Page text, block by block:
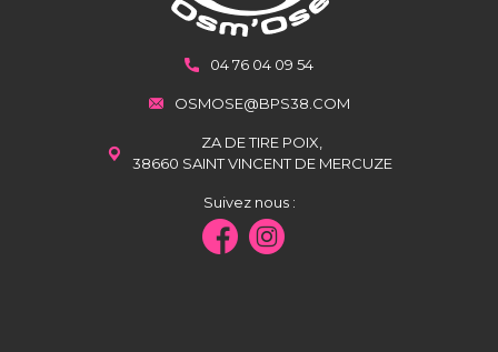
04 76 04 09 54
OSMOSE@BPS38.COM
ZA DE TIRE POIX,
38660 SAINT VINCENT DE MERCUZE
Suivez nous :